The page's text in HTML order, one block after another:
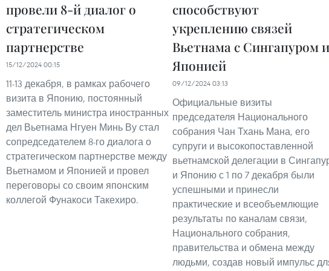
провели 8-й диалог о
стратегическом
партнерстве
15/12/2024 00:15
11-13 декабря, в рамках рабочего
визита в Японию, постоянный
заместитель министра иностранных
дел Вьетнама Нгуен Минь Ву стал
сопредседателем 8-го диалога о
стратегическом партнерстве между
Вьетнамом и Японией и провел
переговоры со своим японским
коллегой Фунакоси Такехиро.
способствуют
укреплению связей
Вьетнама с Сингапуром и
Японией
09/12/2024 03:13
Официальные визиты
председателя Национального
собрания Чан Тхань Мана, его
супруги и высокопоставленной
вьетнамской делегации в
и Японию с 1 по 7 декабря были
успешными и принесли
практические и всеобъемлющие
результаты по каналам связи,
Национального собрания,
правительства и обмена между
людьми, создав новый импульс